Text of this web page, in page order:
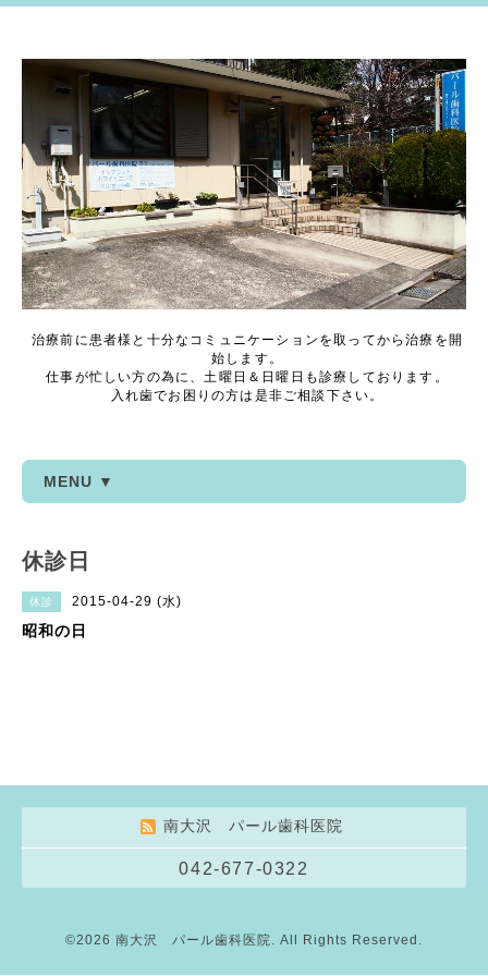
治療前に患者様と十分なコミュニケーションを取ってから治療を開
始します。
仕事が忙しい方の為に、土曜日＆日曜日も診療しております。
入れ歯でお困りの方は是非ご相談下さい。
MENU ▼
休診日
休診 2015-04-29 (水)
昭和の日
南大沢 パール歯科医院
042-677-0322
©2026 南大沢 パール歯科医院. All Rights Reserved.